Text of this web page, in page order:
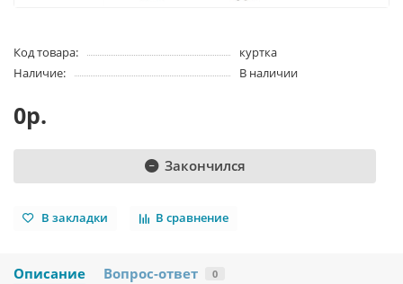
Код товара:
куртка
Наличие:
В наличии
0р.
Закончился
В закладки В сравнение
Описание Вопрос-ответ 0